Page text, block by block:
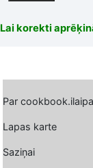
Lai korekti
Par
Lapas karte
Saziņai